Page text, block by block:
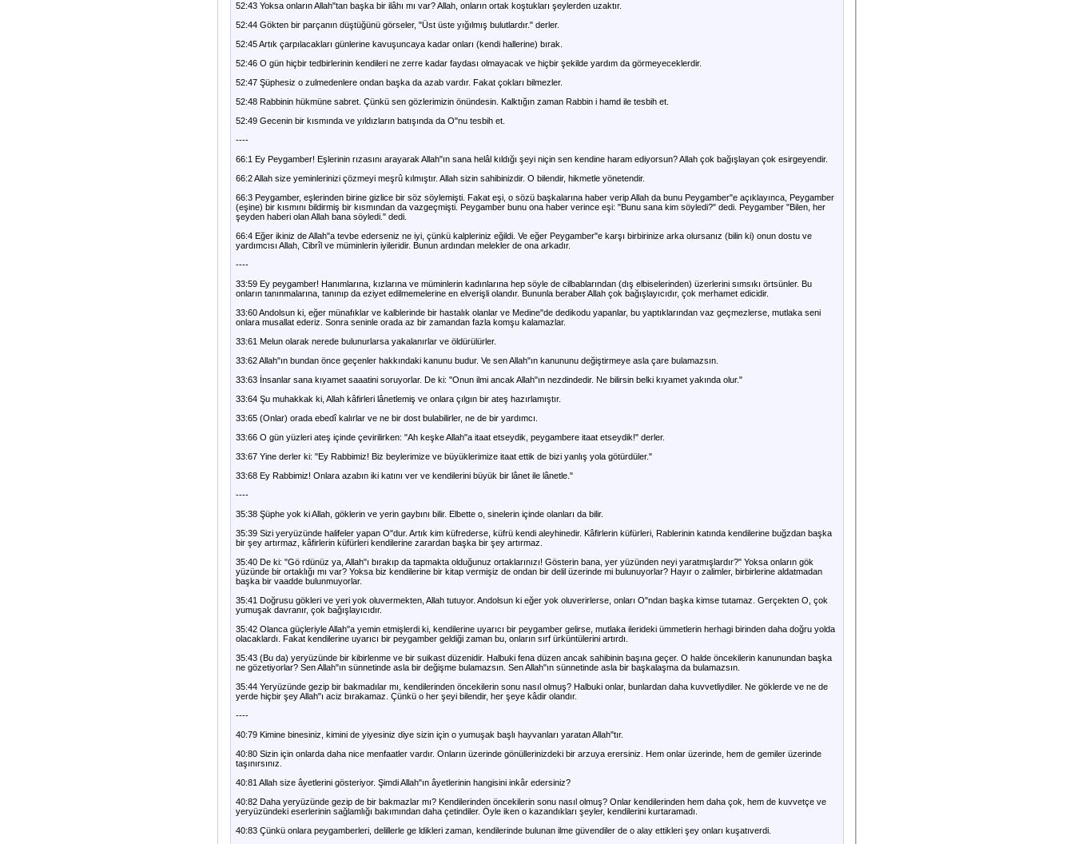
52:43 Yoksa onların Allah"tan başka bir ilâhı mı var? Allah, onların ortak koştukları şeylerden uzaktır.
52:44 Gökten bir parçanın düştüğünü görseler, "Üst üste yığılmış bulutlardır." derler.
52:45 Artık çarpılacakları günlerine kavuşuncaya kadar onları (kendi hallerine) bırak.
52:46 O gün hiçbir tedbirlerinin kendileri ne zerre kadar faydası olmayacak ve hiçbir şekilde yardım da görmeyeceklerdir.
52:47 Şüphesiz o zulmedenlere ondan başka da azab vardır. Fakat çokları bilmezler.
52:48 Rabbinin hükmüne sabret. Çünkü sen gözlerimizin önündesin. Kalktığın zaman Rabbin i hamd ile tesbih et.
52:49 Gecenin bir kısmında ve yıldızların batışında da O"nu tesbih et.
----
66:1 Ey Peygamber! Eşlerinin rızasını arayarak Allah"ın sana helâl kıldığı şeyi niçin sen kendine haram ediyorsun? Allah çok bağışlayan çok esirgeyendir.
66:2 Allah size yeminlerinizi çözmeyi meşrû kılmıştır. Allah sizin sahibinizdir. O bilendir, hikmetle yönetendir.
66:3 Peygamber, eşlerinden birine gizlice bir söz söylemişti. Fakat eşi, o sözü başkalarına haber verip Allah da bunu Peygamber"e açıklayınca, Peygamber
(eşine) bir kısmını bildirmiş bir kısmından da vazgeçmişti. Peygamber bunu ona haber verince eşi: "Bunu sana kim söyledi?" dedi. Peygamber "Bilen, her
şeyden haberi olan Allah bana söyledi." dedi.
66:4 Eğer ikiniz de Allah"a tevbe ederseniz ne iyi, çünkü kalpleriniz eğildi. Ve eğer Peygamber"e karşı birbirinize arka olursanız (bilin ki) onun dostu ve
yardımcısı Allah, Cibrîl ve müminlerin iyileridir. Bunun ardından melekler de ona arkadır.
----
33:59 Ey peygamber! Hanımlarına, kızlarına ve müminlerin kadınlarına hep söyle de cilbablarından (dış elbiselerinden) üzerlerini sımsıkı örtsünler. Bu
onların tanınmalarına, tanınıp da eziyet edilmemelerine en elverişli olandır. Bununla beraber Allah çok bağışlayıcıdır, çok merhamet edicidir.
33:60 Andolsun ki, eğer münafıklar ve kalblerinde bir hastalık olanlar ve Medine"de dedikodu yapanlar, bu yaptıklarından vaz geçmezlerse, mutlaka seni
onlara musallat ederiz. Sonra seninle orada az bir zamandan fazla komşu kalamazlar.
33:61 Melun olarak nerede bulunurlarsa yakalanırlar ve öldürülürler.
33:62 Allah"ın bundan önce geçenler hakkındaki kanunu budur. Ve sen Allah"ın kanununu değiştirmeye asla çare bulamazsın.
33:63 İnsanlar sana kıyamet saaatini soruyorlar. De ki: "Onun ilmi ancak Allah"ın nezdindedir. Ne bilirsin belki kıyamet yakında olur."
33:64 Şu muhakkak ki, Allah kâfirleri lânetlemiş ve onlara çılgın bir ateş hazırlamıştır.
33:65 (Onlar) orada ebedî kalırlar ve ne bir dost bulabilirler, ne de bir yardımcı.
33:66 O gün yüzleri ateş içinde çevirilirken: "Ah keşke Allah"a itaat etseydik, peygambere itaat etseydik!" derler.
33:67 Yine derler ki: "Ey Rabbimiz! Biz beylerimize ve büyüklerimize itaat ettik de bizi yanlış yola götürdüler."
33:68 Ey Rabbimiz! Onlara azabın iki katını ver ve kendilerini büyük bir lânet ile lânetle."
----
35:38 Şüphe yok ki Allah, göklerin ve yerin gaybını bilir. Elbette o, sinelerin içinde olanları da bilir.
35:39 Sizi yeryüzünde halifeler yapan O"dur. Artık kim küfrederse, küfrü kendi aleyhinedir. Kâfirlerin küfürleri, Rablerinin katında kendilerine buğzdan başka
bir şey artırmaz, kâfirlerin küfürleri kendilerine zarardan başka bir şey artırmaz.
35:40 De ki: "Gö rdünüz ya, Allah"ı bırakıp da tapmakta olduğunuz ortaklarınızı! Gösterin bana, yer yüzünden neyi yaratmışlardır?" Yoksa onların gök
yüzünde bir ortaklığı mı var? Yoksa biz kendilerine bir kitap vermişiz de ondan bir delil üzerinde mi bulunuyorlar? Hayır o zalimler, birbirlerine aldatmadan
başka bir vaadde bulunmuyorlar.
35:41 Doğrusu gökleri ve yeri yok oluvermekten, Allah tutuyor. Andolsun ki eğer yok oluverirlerse, onları O"ndan başka kimse tutamaz. Gerçekten O, çok
yumuşak davranır, çok bağışlayıcıdır.
35:42 Olanca güçleriyle Allah"a yemin etmişlerdi ki, kendilerine uyarıcı bir peygamber gelirse, mutlaka ilerideki ümmetlerin herhagi birinden daha doğru yolda
olacaklardı. Fakat kendilerine uyarıcı bir peygamber geldiği zaman bu, onların sırf ürküntülerini artırdı.
35:43 (Bu da) yeryüzünde bir kibirlenme ve bir suikast düzenidir. Halbuki fena düzen ancak sahibinin başına geçer. O halde öncekilerin kanunundan başka
ne gözetiyorlar? Sen Allah"ın sünnetinde asla bir değişme bulamazsın. Sen Allah"ın sünnetinde asla bir başkalaşma da bulamazsın.
35:44 Yeryüzünde gezip bir bakmadılar mı, kendilerinden öncekilerin sonu nasıl olmuş? Halbuki onlar, bunlardan daha kuvvetliydiler. Ne göklerde ve ne de
yerde hiçbir şey Allah"ı aciz bırakamaz. Çünkü o her şeyi bilendir, her şeye kâdir olandır.
----
40:79 Kimine binesiniz, kimini de yiyesiniz diye sizin için o yumuşak başlı hayvanları yaratan Allah"tır.
40:80 Sizin için onlarda daha nice menfaatler vardır. Onların üzerinde gönüllerinizdeki bir arzuya erersiniz. Hem onlar üzerinde, hem de gemiler üzerinde
taşınırsınız.
40:81 Allah size âyetlerini gösteriyor. Şimdi Allah"ın âyetlerinin hangisini inkâr edersiniz?
40:82 Daha yeryüzünde gezip de bir bakmazlar mı? Kendilerinden öncekilerin sonu nasıl olmuş? Onlar kendilerinden hem daha çok, hem de kuvvetçe ve
yeryüzündeki eserlerinin sağlamlığı bakımından daha çetindiler. Öyle iken o kazandıkları şeyler, kendilerini kurtaramadı.
40:83 Çünkü onlara peygamberleri, delillerle ge ldikleri zaman, kendilerinde bulunan ilme güvendiler de o alay ettikleri şey onları kuşatıverdi.